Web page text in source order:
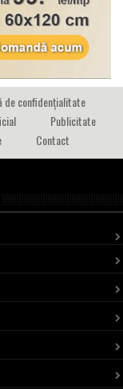
de confidențialitate
Publicitate
Contact